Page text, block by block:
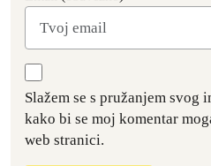
Slažem se s pružanjem svog
kako bi se moj komentar
web stranici.